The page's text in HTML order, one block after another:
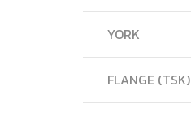
YORK
FLANGE (TSK)